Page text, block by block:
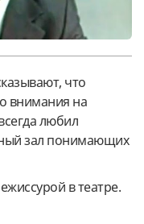
что
внимания на
любил
зал понимающих
в театре.